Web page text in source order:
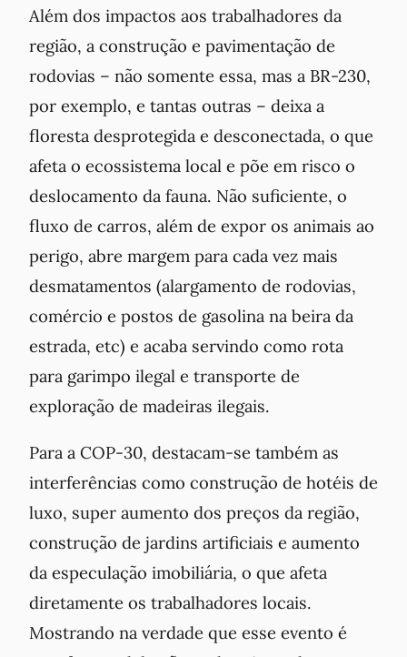
Além dos impactos aos trabalhadores da
região, a construção e pavimentação de
rodovias – não somente essa, mas a BR-230,
por exemplo, e tantas outras – deixa a
floresta desprotegida e desconectada, o que
afeta o ecossistema local e põe em risco o
deslocamento da fauna. Não suficiente, o
fluxo de carros, além de expor os animais ao
perigo, abre margem para cada vez mais
desmatamentos (alargamento de rodovias,
comércio e postos de gasolina na beira da
estrada, etc) e acaba servindo como rota
para garimpo ilegal e transporte de
exploração de madeiras ilegais.
Para a COP-30, destacam-se também as
interferências como construção de hotéis de
luxo, super aumento dos preços da região,
construção de jardins artificiais e aumento
da especulação imobiliária, o que afeta
diretamente os trabalhadores locais.
Mostrando na verdade que esse evento é